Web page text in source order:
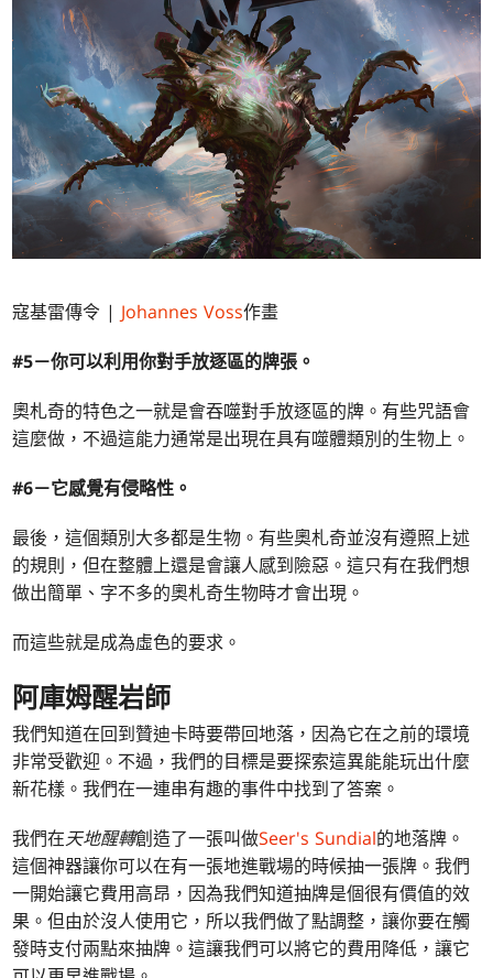
寇基雷傳令 | Johannes Voss作畫
#5－你可以利用你對手放逐區的牌張。
奧札奇的特色之一就是會吞噬對手放逐區的牌。有些咒語會
這麼做，不過這能力通常是出現在具有噬體類別的生物上。
#6－它感覺有侵略性。
最後，這個類別大多都是生物。有些奧札奇並沒有遵照上述
的規則，但在整體上還是會讓人感到險惡。這只有在我們想
做出簡單、字不多的奧札奇生物時才會出現。
而這些就是成為虛色的要求。
阿庫姆醒岩師
我們知道在回到贊迪卡時要帶回地落，因為它在之前的環境
非常受歡迎。不過，我們的目標是要探索這異能能玩出什麼
新花樣。我們在一連串有趣的事件中找到了答案。
我們在天地醒轉創造了一張叫做Seer's Sundial的地落牌。
這個神器讓你可以在有一張地進戰場的時候抽一張牌。我們
一開始讓它費用高昂，因為我們知道抽牌是個很有價值的效
果。但由於沒人使用它，所以我們做了點調整，讓你要在觸
發時支付兩點來抽牌。這讓我們可以將它的費用降低，讓它